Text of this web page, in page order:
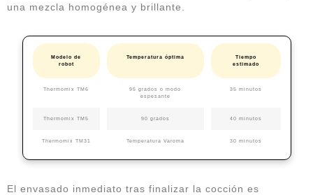
una mezcla homogénea y brillante.
Modelo de
robot
Temperatura óptima
Tiempo
estimado
Thermomix TM6
95 grados o modo
espesante
35 minutos
Thermomix TM5 90 grados 40 minutos
Thermomix TM31 Temperatura Varoma 30 minutos
El envasado inmediato tras finalizar la cocción es